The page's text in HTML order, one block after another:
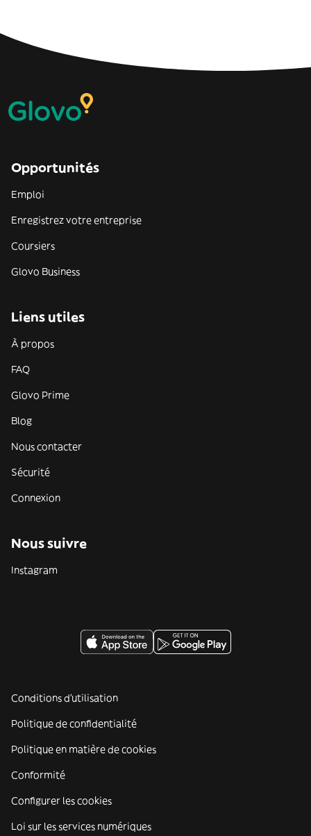
Opportunités
Emploi
Enregistrez votre entreprise
Coursiers
Glovo Business
Liens utiles
À propos
FAQ
Glovo Prime
Blog
Nous contacter
Sécurité
Connexion
Nous suivre
Instagram
Conditions d'utilisation
Politique de confidentialité
Politique en matière de cookies
Conformité
Configurer les cookies
Loi sur les services numériques